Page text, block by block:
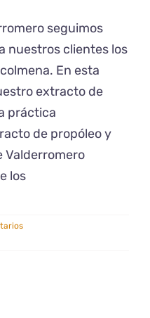
seguimos
nuestros clientes los
En esta
extracto de
práctica
de propóleo y
Valderromero
los